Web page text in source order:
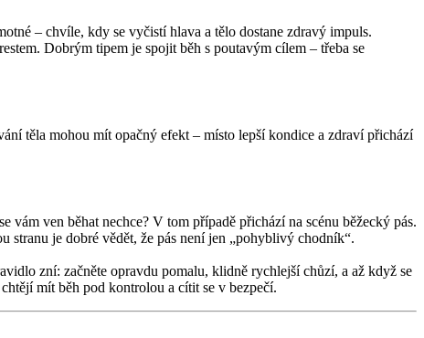
– chvíle, kdy se vyčistí hlava a tělo dostane zdravý impuls.
Dobrým tipem je spojit běh s poutavým cílem – třeba se
těla mohou mít opačný efekt – místo lepší kondice a zdraví přichází
ven běhat nechce? V tom případě přichází na scénu běžecký pás.
stranu je dobré vědět, že pás není jen „pohyblivý chodník“.
zní: začněte opravdu pomalu, klidně rychlejší chůzí, a až když se
mít běh pod kontrolou a cítit se v bezpečí.